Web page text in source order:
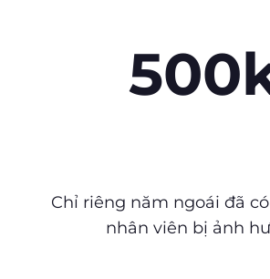
Chỉ riêng năm ngoái đã
nhân viên bị ảnh